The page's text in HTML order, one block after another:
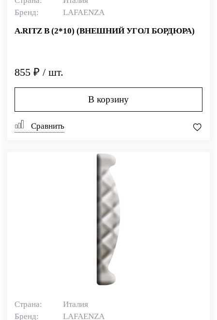
Бренд:
LAFAENZA
A.RITZ B (2*10) (ВНЕШНИЙ УГОЛ БОРДЮРА)
855 ₽ / шт.
В корзину
Сравнить
Страна:
Италия
Бренд:
LAFAENZA